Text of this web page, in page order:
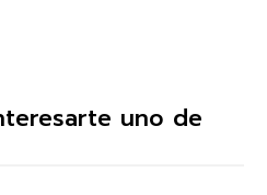
uno de